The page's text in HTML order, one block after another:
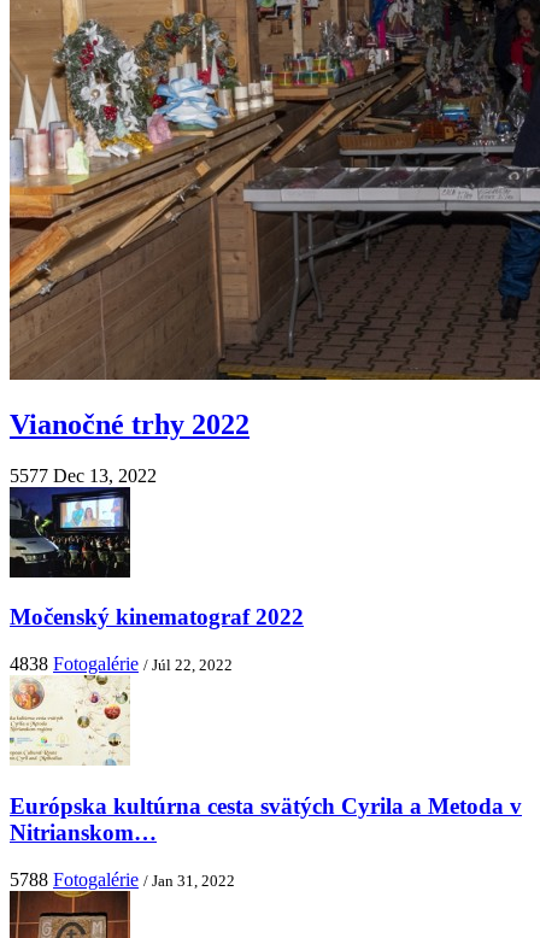
Vianočné trhy 2022
5577 Dec 13, 2022
Močenský kinematograf 2022
4838 Fotogalérie / Júl 22, 2022
Európska kultúrna cesta svätých Cyrila a Metoda v
Nitrianskom…
5788 Fotogalérie / Jan 31, 2022